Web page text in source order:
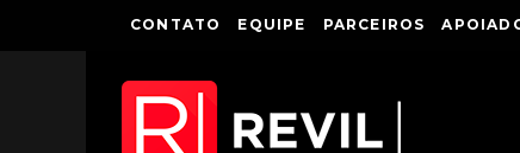
CONTATO EQUIPE PARCEIROS